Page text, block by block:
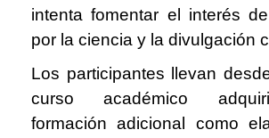
intenta fomentar el interés
por la ciencia y la divulgación
Los participantes llevan
curso académico
formación adicional como